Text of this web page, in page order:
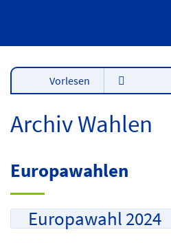
Vorlesen
Archiv Wahlen
Europawahlen
Europawahl 2024